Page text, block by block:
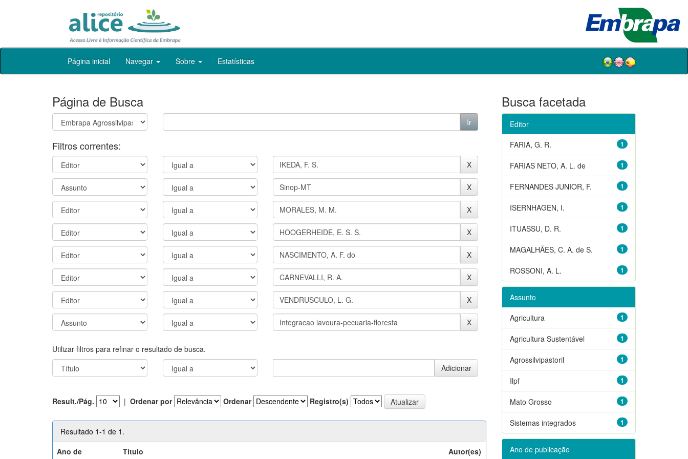
Skip
Página inicial Navegar Sobre Estatísticas
Página de Busca
Filtros correntes:
Utilizar filtros para refinar o resultado de busca.
Result./Pág. | Ordenar por Ordenar Registro(s)
Resultado 1-1 de 1.
Ano de
Título Autor(es)
Busca facetada
Editor
1
FARIA, G. R.
1
FARIAS NETO, A. L. de
1
FERNANDES JUNIOR, F.
1
ISERNHAGEN, I.
1
ITUASSU, D. R.
1
MAGALHÃES, C. A. de S.
1
ROSSONI, A. L.
Assunto
1
Agricultura
1
Agricultura Sustentável
1
Agrossilvipastoril
1
Ilpf
1
Mato Grosso
1
Sistemas integrados
Ano de publicação